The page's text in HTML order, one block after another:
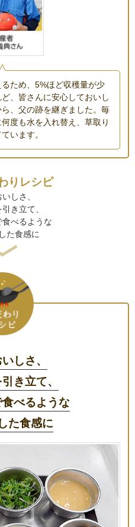
ため、5%ほど収穫量が少
、皆さんに安心しておいし
、父の跡を継ぎました。毎
度も水を入れ替え、草取り
います。
りレシピ
しさ、
き立て、
べるような
た食感に
しさ、
き立て、
べるような
た食感に